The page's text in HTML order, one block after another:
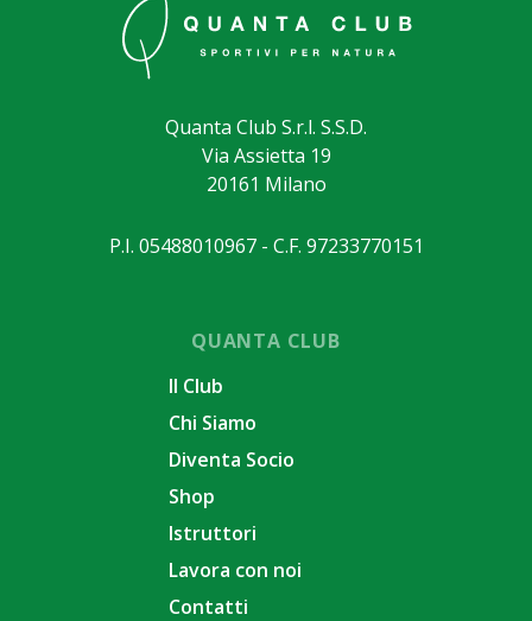
Quanta Club S.r.l. S.S.D.
Via Assietta 19
20161 Milano
P.I. 05488010967 - C.F. 97233770151
QUANTA CLUB
Il Club
Chi Siamo
Diventa Socio
Shop
Istruttori
Lavora con noi
Contatti